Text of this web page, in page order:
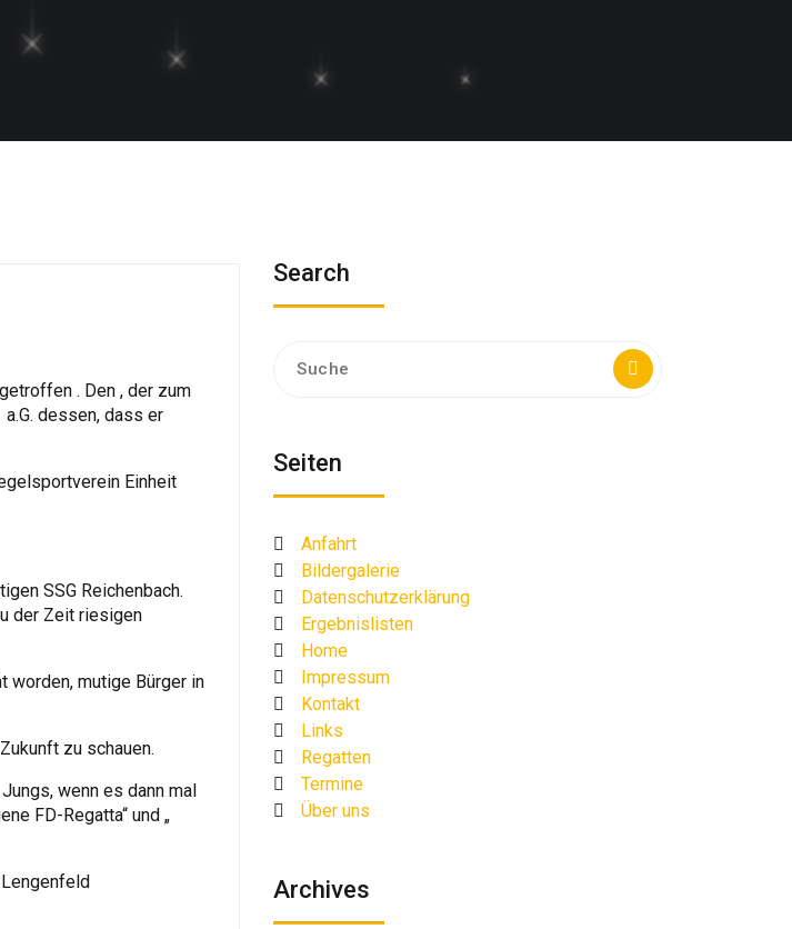
. Den , der zum
dessen, dass er
Einheit
SSG Reichenbach.
der Zeit riesigen
worden, mutige Bürger in
zu schauen.
wenn es dann mal
FD-Regatta“ und „
Search
nach:
Seiten
Anfahrt
Bildergalerie
Datenschutzerklärung
Ergebnislisten
Home
Impressum
Kontakt
Links
Regatten
Termine
Über uns
Archives